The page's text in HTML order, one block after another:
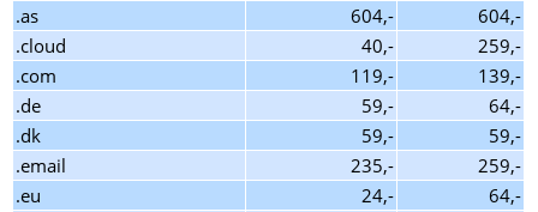
.as
604,-
604,-
.cloud
40,-
259,-
.com
119,-
139,-
.de
59,-
64,-
.dk
59,-
59,-
.email
235,-
259,-
.eu
24,-
64,-